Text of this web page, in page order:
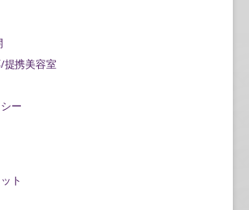
提携美容室
ー
ト